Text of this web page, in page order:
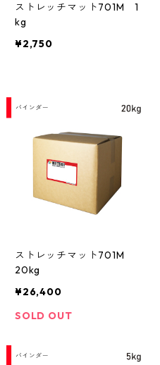
ストレッチマット701M 1
kg
¥2,750
ストレッチマット701M
20kg
¥26,400
SOLD OUT